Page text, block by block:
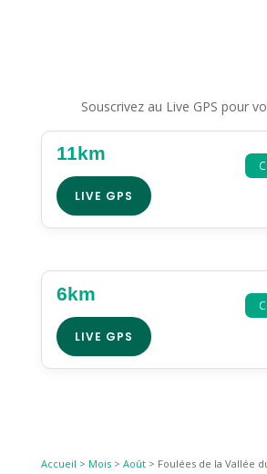
Souscrivez au Live GPS pour
11km
LIVE GPS
6km
LIVE GPS
Accueil > Mois> Août> Foulées de la Vallée